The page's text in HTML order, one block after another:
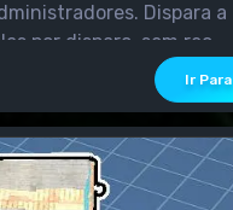
Dispara a
por disparo, sem rec...
Ir Para